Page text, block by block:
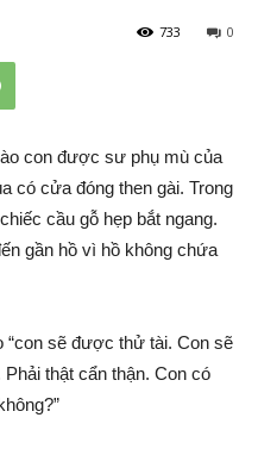
0
733
con được sư phụ mù của
có cửa đóng then gài. Trong
cầu gỗ hẹp bắt ngang.
gần hồ vì hồ không chứa
“con sẽ được thử tài. Con sẽ
thật cẩn thận. Con có